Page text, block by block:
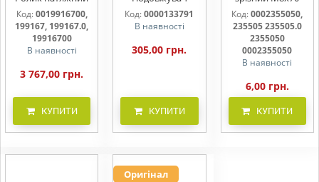
ременя
Код:0019916700,
199167, 199167.0,
19916700
В наявності
3 767,00 грн.
КУПИТИ
кабеля
Код: 0000133791
В наявності
305,00 грн.
КУПИТИ
10.9 прес-
підбирача
Код:0002355050,
235505 235505.0
2355050
0002355050
В наявності
6,00 грн.
КУПИТИ
Оригінал